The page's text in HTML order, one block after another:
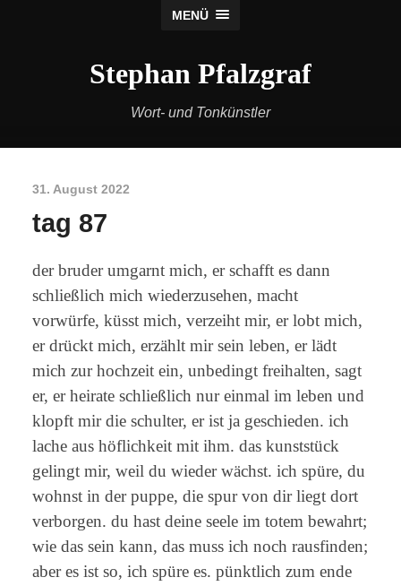
MENÜ
Stephan Pfalzgraf
Wort- und Tonkünstler
31. August 2022
tag 87
der bruder umgarnt mich, er schafft es dann
schließlich mich wiederzusehen, macht
vorwürfe, küsst mich, verzeiht mir, er lobt mich,
er drückt mich, erzählt mir sein leben, er lädt
mich zur hochzeit ein, unbedingt freihalten, sagt
er, er heirate schließlich nur einmal im leben und
klopft mir die schulter, er ist ja geschieden. ich
lache aus höflichkeit mit ihm. das kunststück
gelingt mir, weil du wieder wächst. ich spüre, du
wohnst in der puppe, die spur von dir liegt dort
verborgen. du hast deine seele im totem bewahrt;
wie das sein kann, das muss ich noch rausfinden;
aber es ist so, ich spüre es. pünktlich zum ende